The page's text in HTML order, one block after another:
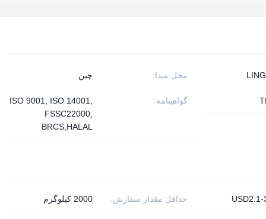
محل مبدا: چین
گواهینامه:
ISO 9001, ISO 14001,
FSSC22000,
BRCS,HALAL
حداقل مقدار سفارش: 2000 کیلوگرم USD2.1-